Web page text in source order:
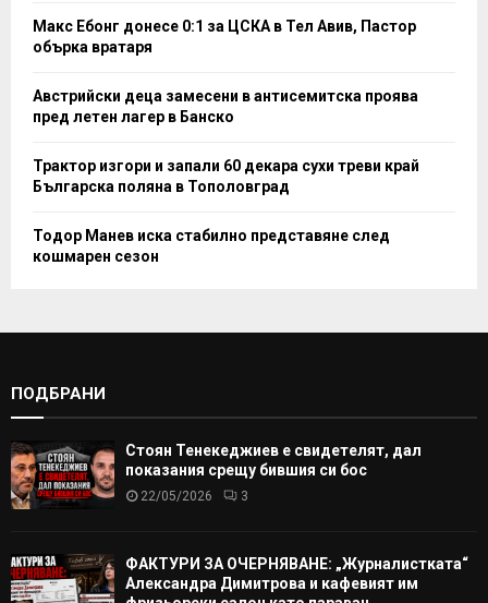
Макс Ебонг донесе 0:1 за ЦСКА в Тел Авив, Пастор
обърка вратаря
Австрийски деца замесени в антисемитска проява
пред летен лагер в Банско
Трактор изгори и запали 60 декара сухи треви край
Българска поляна в Тополовград
Тодор Манев иска стабилно представяне след
кошмарен сезон
ПОДБРАНИ
Стоян Тенекеджиев е свидетелят, дал
показания срещу бившия си бос
22/05/2026 3
ФАКТУРИ ЗА ОЧЕРНЯВАНЕ: „Журналистката“
Александра Димитрова и кафевият им